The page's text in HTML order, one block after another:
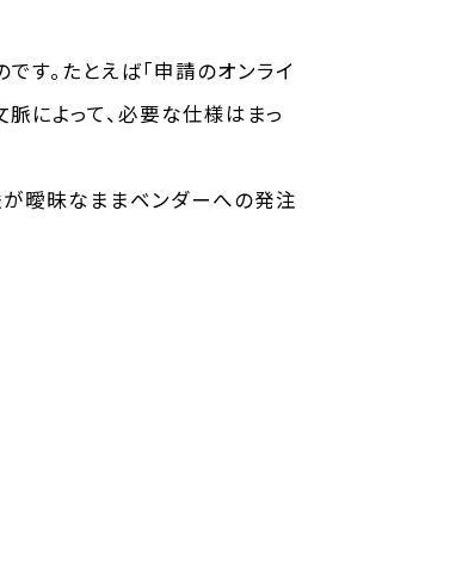
す。たとえば「申請のオンライ
によって、必要な仕様はまっ
が曖昧なままベンダーへの発注